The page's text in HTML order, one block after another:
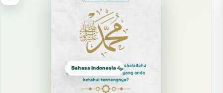
Bahasa Indonesia الإندونيسية